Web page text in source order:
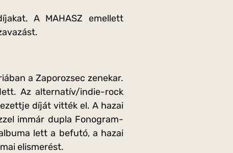
A MAHASZ emellett
a Zaporozsec zenekar.
Az alternatív/indie-rock
díját vitték el. A hazai
immár dupla Fonogram-
lett a befutó, a hazai
elismerést.